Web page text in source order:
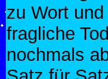
zu Wort
fragliche
nochmals